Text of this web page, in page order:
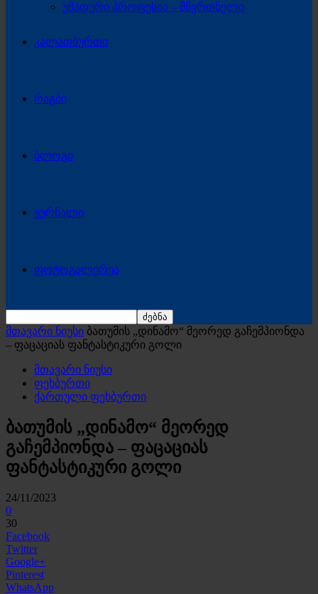
უმადური პროფესია – მწვრთნელი
კალათბურთი
რაგბი
ბლოგი
ჟურნალი
ფოტოგალერეა
მთავარი ნიუსი ბათუმის „დინამო“ მეორედ გაჩემპიონდა
– ფაცაციას ფანტასტიკური გოლი
მთავარი ნიუსი
ფეხბურთი
ქართული ფეხბურთი
ბათუმის „დინამო“ მეორედ
გაჩემპიონდა – ფაცაციას
ფანტასტიკური გოლი
24/11/2023
0
30
Facebook
Twitter
Google+
Pinterest
WhatsApp